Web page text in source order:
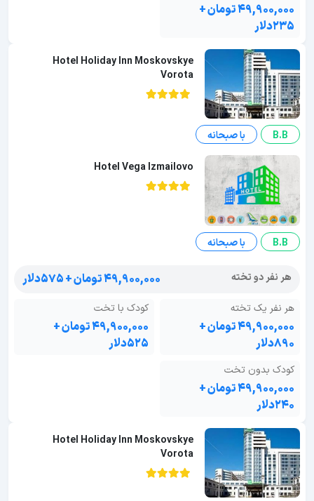
۴۹,۹۰۰,۰۰۰ تومان +
۲۳۵دلار
Hotel Holiday Inn Moskovskye
Vorota
B.B با صبحانه
Hotel Vega Izmailovo
B.B با صبحانه
هر نفر دو تخته ۴۹,۹۰۰,۰۰۰ تومان + ۵۷۵دلار
هر نفر یک تخته
۴۹,۹۰۰,۰۰۰ تومان +
۸۹۰دلار
کودک با تخت
۴۹,۹۰۰,۰۰۰ تومان +
۵۲۵دلار
کودک بدون تخت
۴۹,۹۰۰,۰۰۰ تومان +
۲۴۰دلار
Hotel Holiday Inn Moskovskye
Vorota